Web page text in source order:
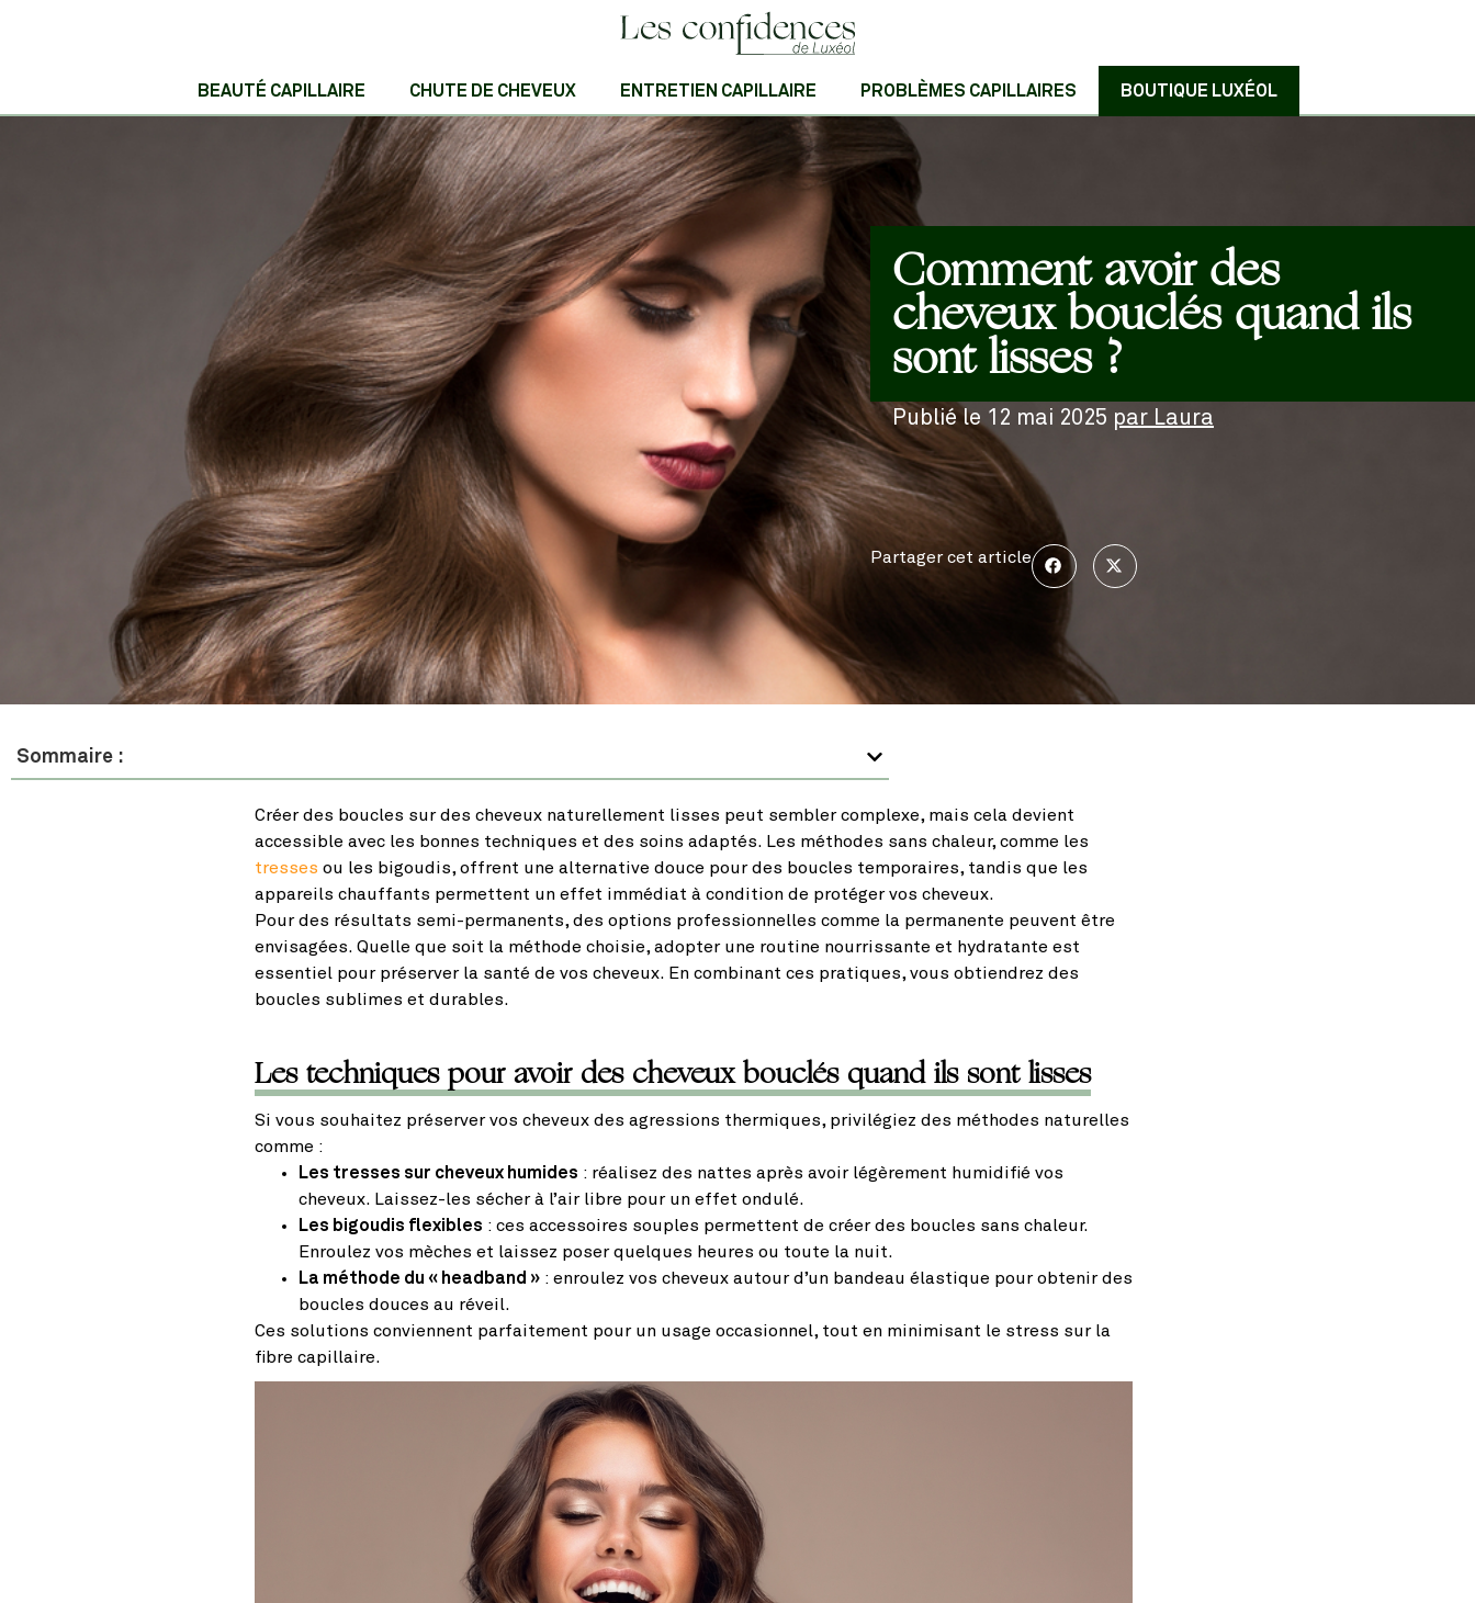
BEAUTÉ CAPILLAIRE CHUTE DE CHEVEUX ENTRETIEN CAPILLAIRE PROBLÈMES CAPILLAIRES BOUTIQUE LUXÉOL
Comment avoir des
cheveux bouclés quand ils
sont lisses ?
Publié le 12 mai 2025 parLaura
Partager cet article
Sommaire :
Créer des boucles sur des cheveux naturellement lisses peut sembler complexe, mais cela devient
accessible avec les bonnes techniques et des soins adaptés. Les méthodes sans chaleur, comme les
tresses ou les bigoudis, offrent une alternative douce pour des boucles temporaires, tandis que les
appareils chauffants permettent un effet immédiat à condition de protéger vos cheveux.
Pour des résultats semi-permanents, des options professionnelles comme la permanente peuvent être
envisagées. Quelle que soit la méthode choisie, adopter une routine nourrissante et hydratante est
essentiel pour préserver la santé de vos cheveux. En combinant ces pratiques, vous obtiendrez des
boucles sublimes et durables.
Les techniques pour avoir des cheveux bouclés quand ils sont lisses
Si vous souhaitez préserver vos cheveux des agressions thermiques, privilégiez des méthodes naturelles
comme :
Les tresses sur cheveux humides : réalisez des nattes après avoir légèrement humidifié vos
cheveux. Laissez-les sécher à l’air libre pour un effet ondulé.
Les bigoudis flexibles : ces accessoires souples permettent de créer des boucles sans chaleur.
Enroulez vos mèches et laissez poser quelques heures ou toute la nuit.
La méthode du « headband »: enroulez vos cheveux autour d’un bandeau élastique pour obtenir des
boucles douces au réveil.
Ces solutions conviennent parfaitement pour un usage occasionnel, tout en minimisant le stress sur la
fibre capillaire.